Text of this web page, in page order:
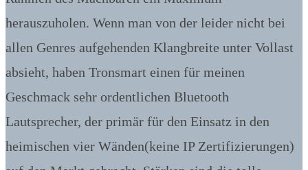
herauszuholen. Wenn man von der leider nicht bei
allen Genres aufgehenden Klangbreite unter Vollast
absieht, haben Tronsmart einen für meinen
Geschmack sehr ordentlichen Bluetooth
Lautsprecher, der primär für den Einsatz in den
heimischen vier Wänden(keine IP Zertifizierungen)